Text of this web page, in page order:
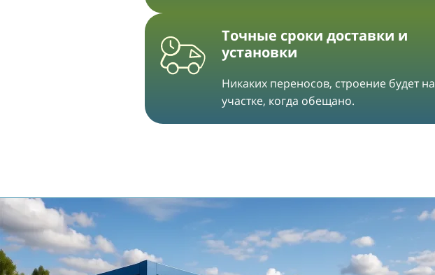
Точные сроки доставки и
установки
Никаких переносов, строение будет на
участке, когда обещано.